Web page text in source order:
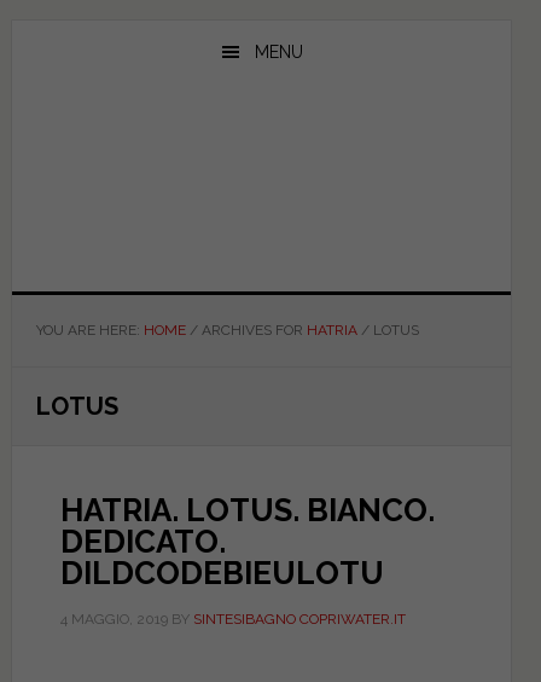
MENU
YOU ARE HERE: HOME /ARCHIVES FOR HATRIA /LOTUS
LOTUS
HATRIA. LOTUS. BIANCO.
DEDICATO.
DILDCODEBIEULOTU
4 MAGGIO, 2019BY SINTESIBAGNO COPRIWATER.IT